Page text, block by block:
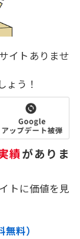
イトありませ
ょう！
績がありま
トに価値を見
料）